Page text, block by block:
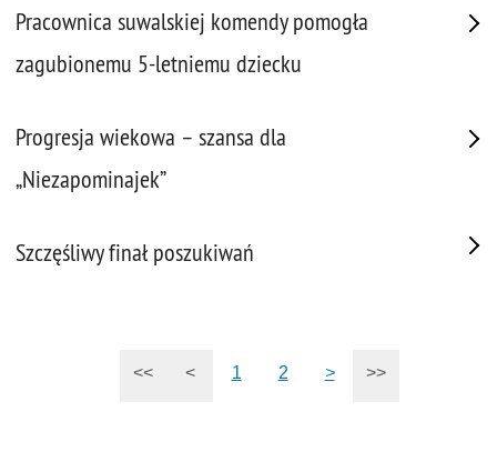
Pracownica suwalskiej komendy pomogła
zagubionemu 5-letniemu dziecku
Progresja wiekowa – szansa dla
„Niezapominajek”
Szczęśliwy finał poszukiwań
<< < 1 2 > >>